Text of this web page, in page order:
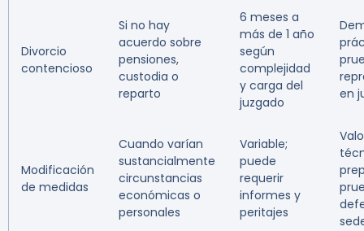
Divorcio
contencioso
Si no hay
acuerdo sobre
pensiones,
custodia o
reparto
6 meses a
más de 1 año
según
complejidad
y carga del
juzgado
en
Modificación
de medidas
Cuando varían
sustancialmente
circunstancias
económicas o
personales
Variable;
puede
requerir
informes y
peritajes